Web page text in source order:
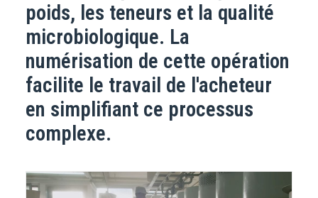
poids, les teneurs et la qualité
microbiologique. La
numérisation de cette opération
facilite le travail de l'acheteur
en simplifiant ce processus
complexe.